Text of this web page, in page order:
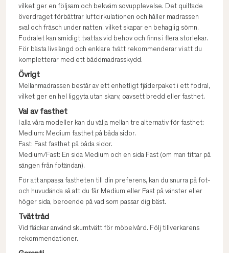
vilket ger en följsam och bekväm sovupplevelse. Det quiltade
överdraget förbättrar luftcirkulationen och håller madrassen
sval och fräsch under natten, vilket skapar en behaglig sömn.
Fodralet kan smidigt tvättas vid behov och finns i flera storlekar.
För bästa livslängd och enklare tvätt rekommenderar vi att du
kompletterar med ett bäddmadrasskydd.
Övrigt
Mellanmadrassen består av ett enhetligt fjäderpaket i ett fodral,
vilket ger en hel liggyta utan skarv, oavsett bredd eller fasthet.
Val av fasthet
I alla våra modeller kan du välja mellan tre alternativ för fasthet:
Medium: Medium fasthet på båda sidor.
Fast: Fast fasthet på båda sidor.
Medium/Fast: En sida Medium och en sida Fast (om man tittar på
sängen från fotändan).
För att anpassa fastheten till din preferens, kan du snurra på fot-
och huvudända så att du får Medium eller Fast på vänster eller
höger sida, beroende på vad som passar dig bäst.
Tvättråd
Vid fläckar använd skumtvätt för möbelvård. Följ tillverkarens
rekommendationer.